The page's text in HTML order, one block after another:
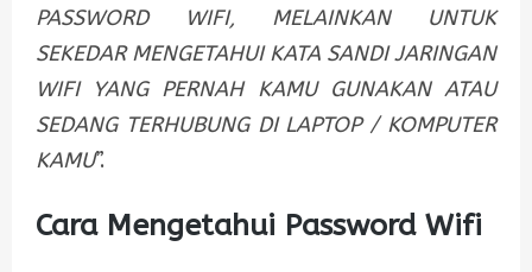
PASSWORD WIFI, MELAINKAN UNTUK
SEKEDAR MENGETAHUI KATA SANDI JARINGAN
WIFI YANG PERNAH KAMU GUNAKAN ATAU
SEDANG TERHUBUNG DI LAPTOP / KOMPUTER
KAMU”.
Cara Mengetahui Password Wifi